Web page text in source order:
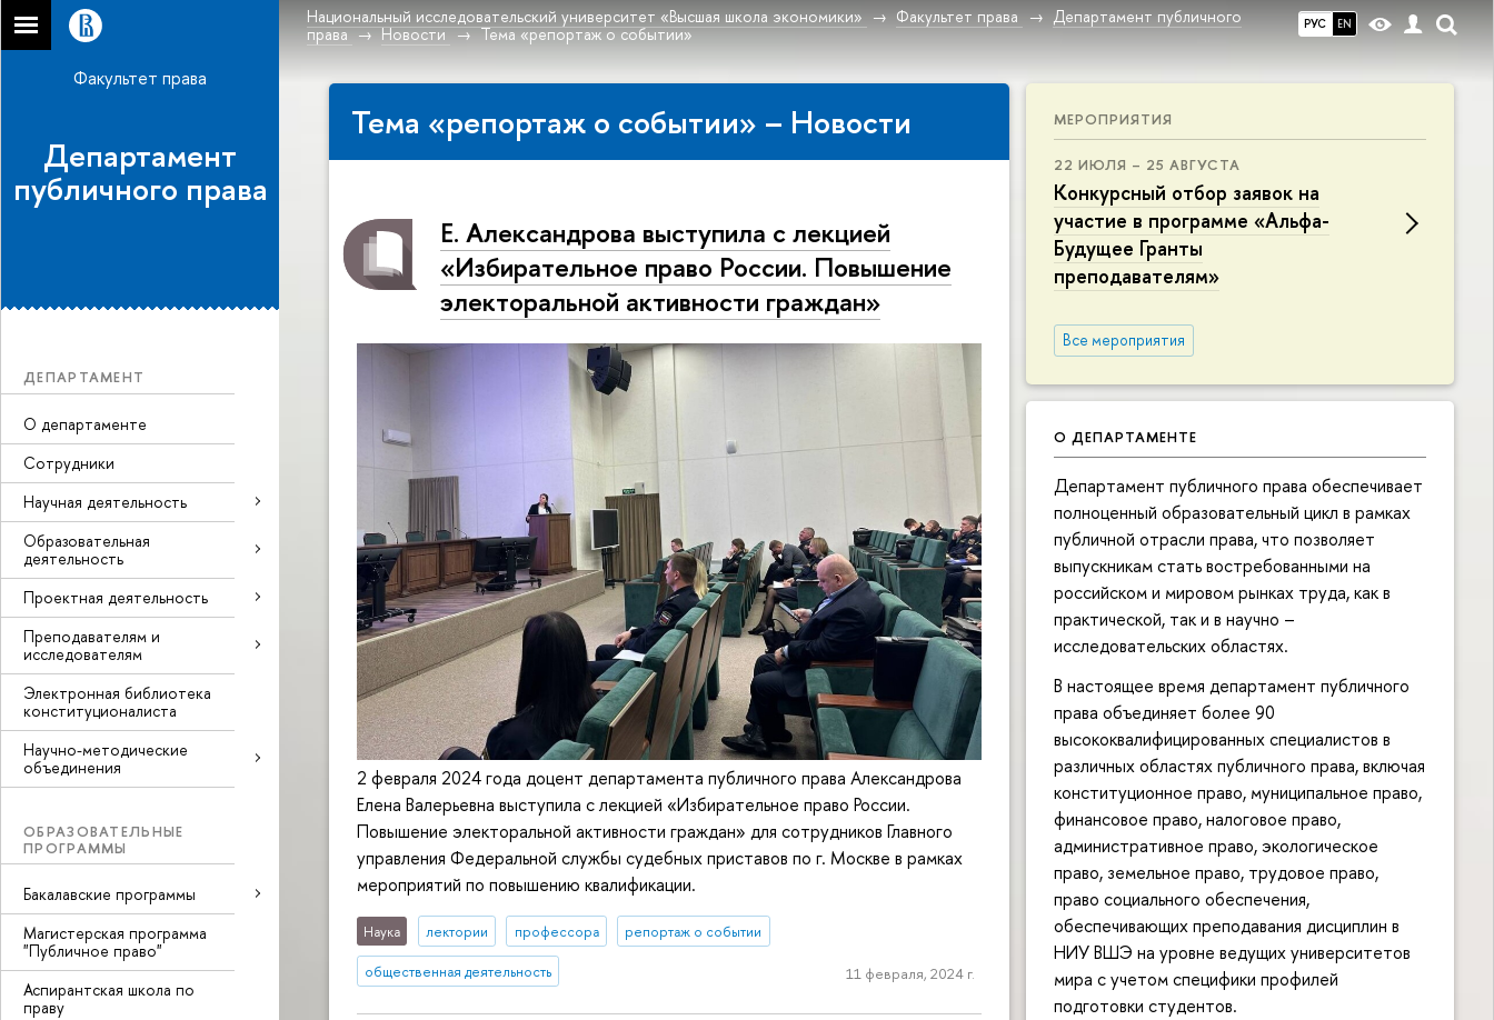
РУС EN
Национальный исследовательский университет «Высшая школа экономики» Факультет права
Департамент публичного
права
Новости Тема «репортаж о событии»
Факультет права
Департамент
публичного права
ДЕПАРТАМЕНТ
О департаменте
Сотрудники
Научная деятельность
Образовательная
деятельность
Проектная деятельность
Преподавателям и
исследователям
Электронная библиотека
конституционалиста
Научно-методические
объединения
ОБРАЗОВАТЕЛЬНЫЕ
ПРОГРАММЫ
Бакалавские программы
Магистерская программа
"Публичное право"
Аспирантская школа по
праву
МЕРОПРИЯТИЯ
22 ИЮЛЯ – 25 АВГУСТА
Конкурсный отбор заявок на
участие в программе «Альфа-
Будущее Гранты
преподавателям»
Все мероприятия
О ДЕПАРТАМЕНТЕ
Департамент публичного права обеспечивает
полноценный образовательный цикл в рамках
публичной отрасли права, что позволяет
выпускникам стать востребованными на
российском и мировом рынках труда, как в
практической, так и в научно –
исследовательских областях.
В настоящее время департамент публичного
права объединяет более 90
высококвалифицированных специалистов в
различных областях публичного права, включая
конституционное право, муниципальное право,
финансовое право, налоговое право,
административное право, экологическое
право, земельное право, трудовое право,
право социального обеспечения,
обеспечивающих преподавания дисциплин в
НИУ ВШЭ на уровне ведущих университетов
мира с учетом специфики профилей
подготовки студентов.
Тема «репортаж о событии» – Новости
Е. Александрова выступила с лекцией
«Избирательное право России. Повышение
электоральной активности граждан»
2 февраля 2024 года доцент департамента публичного права Александрова
Елена Валерьевна выступила с лекцией «Избирательное право России.
Повышение электоральной активности граждан» для сотрудников Главного
управления Федеральной службы судебных приставов по г. Москве в рамках
мероприятий по повышению квалификации.
Наука лектории профессора репортаж о событии
общественная деятельность 11 февраля, 2024 г.